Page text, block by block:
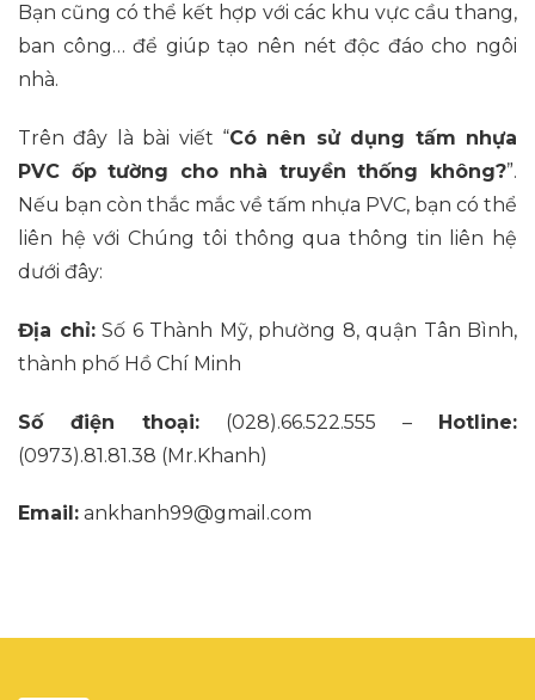
Bạn cũng có thể kết hợp với các khu vực cầu thang,
ban công… để giúp tạo nên nét độc đáo cho ngôi
nhà.
Trên đây là bài viết “Có nên sử dụng tấm nhựa
PVC ốp tường cho nhà truyền thống không?”.
Nếu bạn còn thắc mắc về tấm nhựa PVC, bạn có thể
liên hệ với Chúng tôi thông qua thông tin liên hệ
dưới đây:
Địa chỉ: Số 6 Thành Mỹ, phường 8, quận Tân Bình,
thành phố Hồ Chí Minh
Số điện thoại: (028).66.522.555 – Hotline:
(0973).81.81.38 (Mr.Khanh)
Email: ankhanh99@gmail.com